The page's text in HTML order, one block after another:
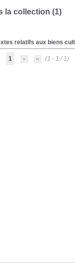
la collection (1)
relatifs aux biens
1 (1 - 1 / 1)